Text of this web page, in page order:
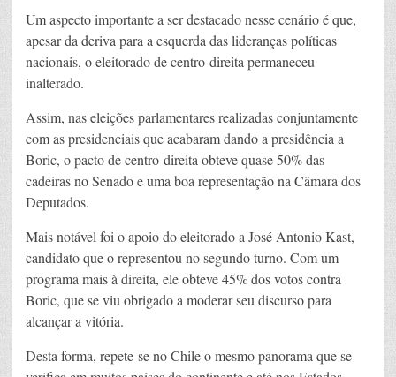
Um aspecto importante a ser destacado nesse cenário é que,
apesar da deriva para a esquerda das lideranças políticas
nacionais, o eleitorado de centro-direita permaneceu
inalterado.
Assim, nas eleições parlamentares realizadas conjuntamente
com as presidenciais que acabaram dando a presidência a
Boric, o pacto de centro-direita obteve quase 50% das
cadeiras no Senado e uma boa representação na Câmara dos
Deputados.
Mais notável foi o apoio do eleitorado a José Antonio Kast,
candidato que o representou no segundo turno. Com um
programa mais à direita, ele obteve 45% dos votos contra
Boric, que se viu obrigado a moderar seu discurso para
alcançar a vitória.
Desta forma, repete-se no Chile o mesmo panorama que se